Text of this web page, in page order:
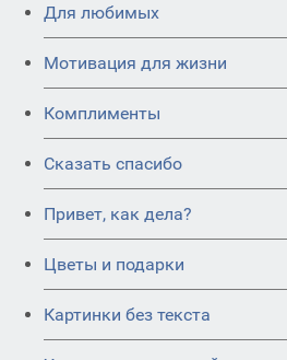
Для любимых
Мотивация для жизни
Комплименты
Сказать спасибо
Привет, как дела?
Цветы и подарки
Картинки без текста